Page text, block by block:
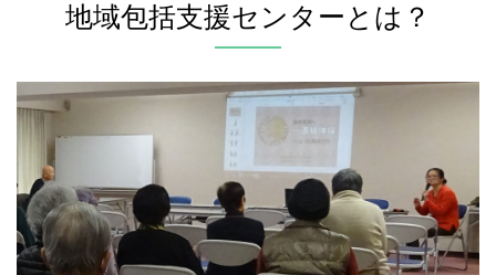
地域包括支援センターとは？